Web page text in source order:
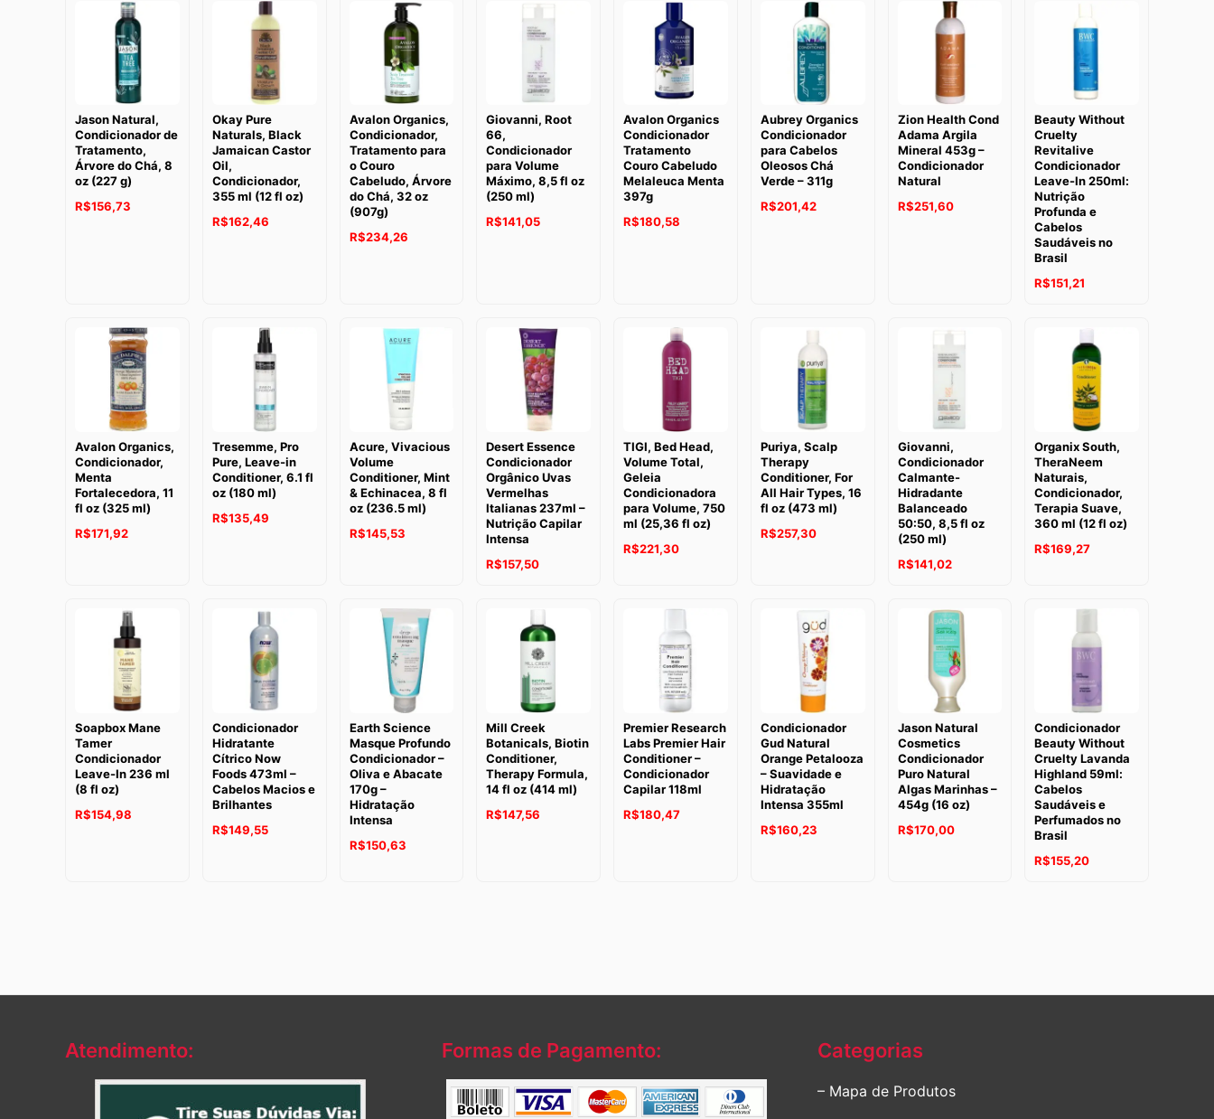
Jason Natural,
Condicionador de
Tratamento,
Árvore do Chá, 8
oz (227 g)
R$156,73
Okay Pure
Naturals, Black
Jamaican Castor
Oil,
Condicionador,
355 ml (12 fl oz)
R$162,46
Avalon Organics,
Condicionador,
Tratamento para
o Couro
Cabeludo, Árvore
do Chá, 32 oz
(907g)
R$234,26
Giovanni, Root
66,
Condicionador
para Volume
Máximo, 8,5 fl oz
(250 ml)
R$141,05
Avalon Organics
Condicionador
Tratamento
Couro Cabeludo
Melaleuca Menta
397g
R$180,58
Aubrey Organics
Condicionador
para Cabelos
Oleosos Chá
Verde – 311g
R$201,42
Zion Health Cond
Adama Argila
Mineral 453g –
Condicionador
Natural
R$251,60
Beauty Without
Cruelty
Revitalive
Condicionador
Leave-In 250ml:
Nutrição
Profunda e
Cabelos
Saudáveis no
Brasil
R$151,21
Avalon Organics,
Condicionador,
Menta
Fortalecedora, 11
fl oz (325 ml)
R$171,92
Tresemme, Pro
Pure, Leave-in
Conditioner, 6.1 fl
oz (180 ml)
R$135,49
Acure, Vivacious
Volume
Conditioner, Mint
& Echinacea, 8 fl
oz (236.5 ml)
R$145,53
Desert Essence
Condicionador
Orgânico Uvas
Vermelhas
Italianas 237ml –
Nutrição Capilar
Intensa
R$157,50
TIGI, Bed Head,
Volume Total,
Geleia
Condicionadora
para Volume, 750
ml (25,36 fl oz)
R$221,30
Puriya, Scalp
Therapy
Conditioner, For
All Hair Types, 16
fl oz (473 ml)
R$257,30
Giovanni,
Condicionador
Calmante-
Hidradante
Balanceado
50:50, 8,5 fl oz
(250 ml)
R$141,02
Organix South,
TheraNeem
Naturais,
Condicionador,
Terapia Suave,
360 ml (12 fl oz)
R$169,27
Soapbox Mane
Tamer
Condicionador
Leave-In 236 ml
(8 fl oz)
R$154,98
Condicionador
Hidratante
Cítrico Now
Foods 473ml –
Cabelos Macios e
Brilhantes
R$149,55
Earth Science
Masque Profundo
Condicionador –
Oliva e Abacate
170g –
Hidratação
Intensa
R$150,63
Mill Creek
Botanicals, Biotin
Conditioner,
Therapy Formula,
14 fl oz (414 ml)
R$147,56
Premier Research
Labs Premier Hair
Conditioner –
Condicionador
Capilar 118ml
R$180,47
Condicionador
Gud Natural
Orange Petalooza
– Suavidade e
Hidratação
Intensa 355ml
R$160,23
Jason Natural
Cosmetics
Condicionador
Puro Natural
Algas Marinhas –
454g (16 oz)
R$170,00
Condicionador
Beauty Without
Cruelty Lavanda
Highland 59ml:
Cabelos
Saudáveis e
Perfumados no
Brasil
R$155,20
Atendimento: Formas de Pagamento: Categorias
– Mapa de Produtos